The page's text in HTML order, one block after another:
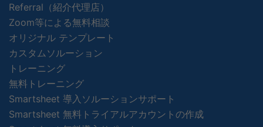
Referral（紹介代理店）
Zoom等による無料相談
オリジナル テンプレート
カスタムソルーション
トレーニング
無料トレーニング
Smartsheet 導入ソルーションサポート
Smartsheet 無料トライアルアカウントの作成